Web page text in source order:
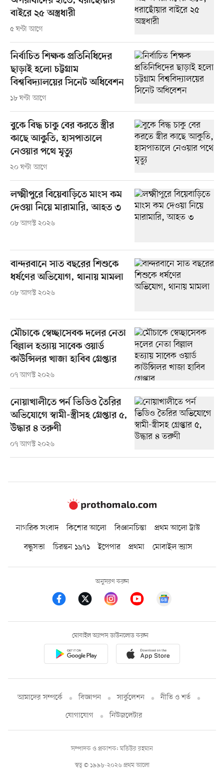
বাইরে ২৫ অস্ত্রধারী
৫ ঘণ্টা আগে
নির্বাচিত শিক্ষক প্রতিনিধিদের
ছাড়াই হলো চট্টগ্রাম
বিশ্ববিদ্যালয়ের সিনেট অধিবেশন
১৮ ঘণ্টা আগে
বুকে বিদ্ধ চাকু বের করতে স্ত্রীর
কাছে আকুতি, হাসপাতালে
নেওয়ার পথে মৃত্যু
২০ ঘণ্টা আগে
লক্ষ্মীপুরে বিয়েবাড়িতে মাংস কম
দেওয়া নিয়ে মারামারি, আহত ৩
০৮ আগস্ট ২০২৬
বান্দরবানে সাত বছরের শিশুকে
ধর্ষণের অভিযোগ, থানায় মামলা
০৮ আগস্ট ২০২৬
মৌচাকে স্বেচ্ছাসেবক দলের নেতা
বিল্লাল হত্যায় সাবেক ওয়ার্ড
কাউন্সিলর খাজা হাবিব গ্রেপ্তার
০৭ আগস্ট ২০২৬
নোয়াখালীতে পর্ন ভিডিও তৈরির
অভিযোগে স্বামী-স্ত্রীসহ গ্রেপ্তার ৫,
উদ্ধার ৪ তরুণী
০৭ আগস্ট ২০২৬
নাগরিক সংবাদ কিশোর আলো বিজ্ঞানচিন্তা
প্রথম আলো ট্রাস্ট
বন্ধুসভা
চিরন্তন ১৯৭১ ইপেপার প্রথমা মোবাইল ভ্যাস
অনুসরণ করুন
মোবাইল অ্যাপস ডাউনলোড করুন
আমাদের সম্পর্কে বিজ্ঞাপন সার্কুলেশন
নীতি ও শর্ত
যোগাযোগ
নিউজলেটার
স্বত্ব © ১৯৯৮-২০২৬ প্রথম আলো
সম্পাদক ও প্রকাশক: মতিউর রহমান